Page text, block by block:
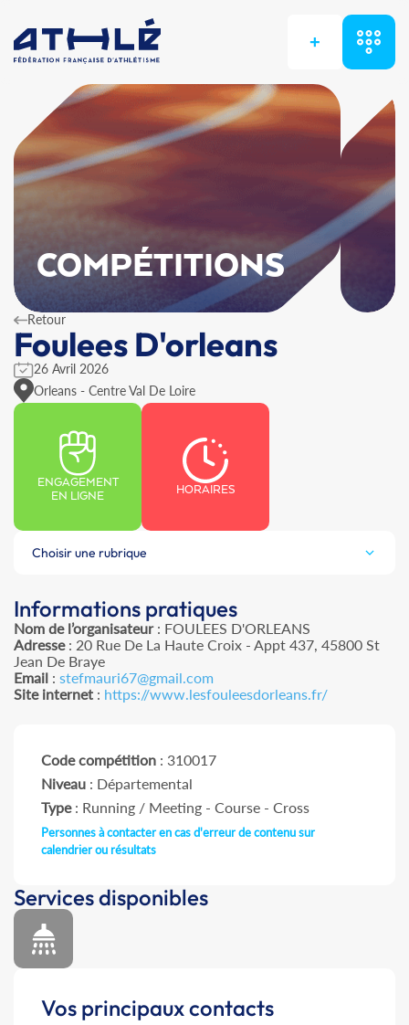
+
COMPÉTITIONS
Retour
Foulees D'orleans
26 Avril 2026
Orleans - Centre Val De Loire
ENGAGEMENT
EN LIGNE
HORAIRES
Choisir une rubrique
Informations pratiques
Nom de l’organisateur: FOULEES D'ORLEANS
Adresse: 20 Rue De La Haute Croix - Appt 437, 45800 St
Jean De Braye
Email : stefmauri67@gmail.com
Site internet : https://www.lesfouleesdorleans.fr/
Code compétition : 310017
Niveau : Départemental
Type: Running / Meeting - Course - Cross
Personnes à contacter en cas d'erreur de contenu sur
calendrier ou résultats
Services disponibles
Vos principaux contacts